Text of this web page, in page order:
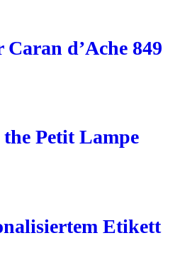
d’Ache 849
Petit Lampe
Etikett